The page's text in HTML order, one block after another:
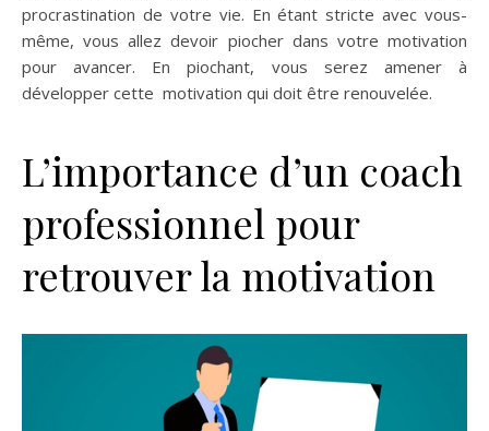
procrastination de votre vie. En étant stricte avec vous-
même, vous allez devoir piocher dans votre motivation
pour avancer. En piochant, vous serez amener à
développer cette motivation qui doit être renouvelée.
L’importance d’un coach
professionnel pour
retrouver la motivation